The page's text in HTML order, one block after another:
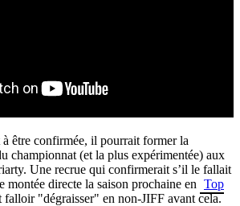
être confirmée, il pourrait former la
championnat (et la plus expérimentée) aux
Une recrue qui confirmerait s’il le fallait
montée directe la saison prochaine en Top
falloir "dégraisser" en non-JIFF avant cela.